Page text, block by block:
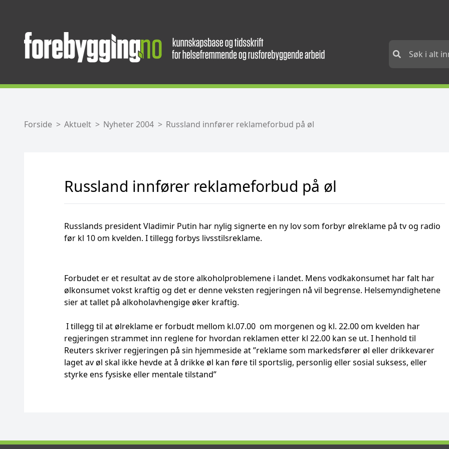
Forside Aktuelt Nyheter 2004 Russland innfører reklameforbud på øl
Russland innfører reklameforbud på øl
Russlands president Vladimir Putin har nylig signerte en ny lov som forbyr ølreklame på tv og radio
før kl 10 om kvelden. I tillegg forbys livsstilsreklame.
Forbudet er et resultat av de store alkoholproblemene i landet. Mens vodkakonsumet har falt har
ølkonsumet vokst kraftig og det er denne veksten regjeringen nå vil begrense. Helsemyndighetene
sier at tallet på alkoholavhengige øker kraftig.
I tillegg til at ølreklame er forbudt mellom kl.07.00 om morgenen og kl. 22.00 om kvelden har
regjeringen strammet inn reglene for hvordan reklamen etter kl 22.00 kan se ut. I henhold til
Reuters skriver regjeringen på sin hjemmeside at ”reklame som markedsfører øl eller drikkevarer
laget av øl skal ikke hevde at å drikke øl kan føre til sportslig, personlig eller sosial suksess, eller
styrke ens fysiske eller mentale tilstand”